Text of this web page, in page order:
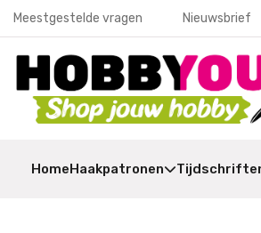
Meestgestelde vragen Nieuwsbrief
HomeHaakpatronen